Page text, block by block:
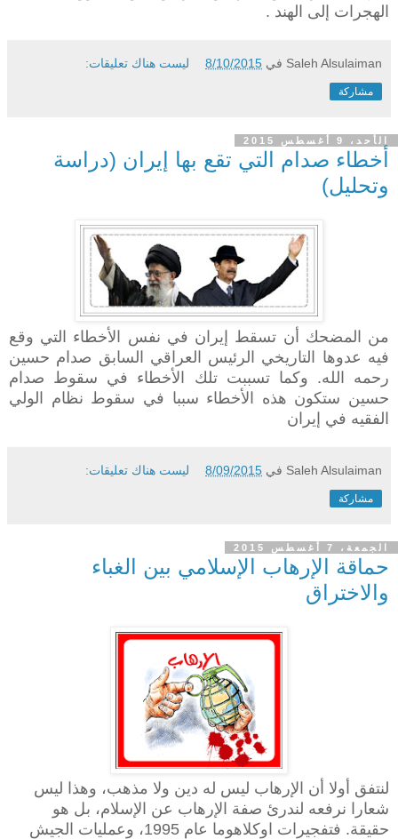
الهجرات إلى الهند .
Saleh Alsulaiman في 8/10/2015 ليست هناك تعليقات:
مشاركة
الأحد، 9 أغسطس 2015
أخطاء صدام التي تقع بها إيران (دراسة
وتحليل)
من المضحك أن تسقط إيران في نفس الأخطاء التي وقع
فيه عدوها التاريخي الرئيس العراقي السابق صدام حسين
رحمه الله. وكما تسببت تلك الأخطاء في سقوط صدام
حسين ستكون هذه الأخطاء سببا في سقوط نظام الولي
الفقيه في إيران
Saleh Alsulaiman في 8/09/2015 ليست هناك تعليقات:
مشاركة
الجمعة، 7 أغسطس 2015
حماقة الإرهاب الإسلامي بين الغباء
والاختراق
لنتفق أولا أن الإرهاب ليس له دين ولا مذهب، وهذا ليس
شعارا نرفعه لندرئ صفة الإرهاب عن الإسلام، بل هو
حقيقة. فتفجيرات اوكلاهوما عام 1995، وعمليات الجيش